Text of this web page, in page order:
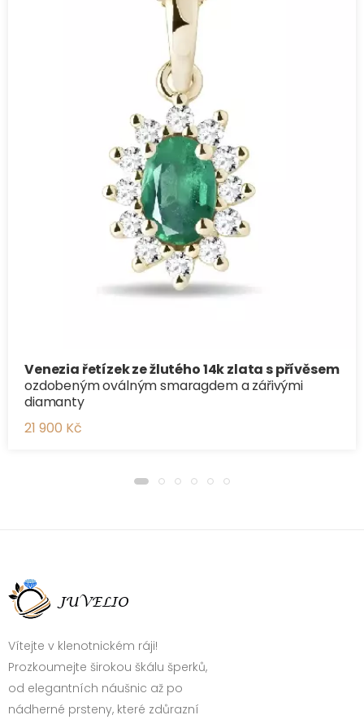
Venezia řetízek ze žlutého 14k zlata s přívěsem
ozdobeným oválným smaragdem a zářivými
diamanty
21 900 Kč
Vítejte v klenotnickém ráji!
Prozkoumejte širokou škálu šperků,
od elegantních náušnic až po
nádherné prsteny, které zdůrazní